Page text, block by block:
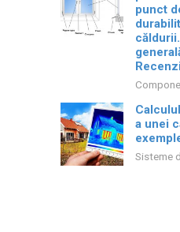
punct
a unei
Sisteme